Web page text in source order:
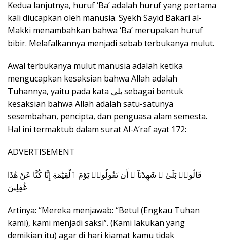
Kedua lanjutnya, huruf ‘Ba’ adalah huruf yang pertama
kali diucapkan oleh manusia. Syekh Sayid Bakari al-
Makki menambahkan bahwa ‘Ba’ merupakan huruf
bibir. Melafalkannya menjadi sebab terbukanya mulut.
Awal terbukanya mulut manusia adalah ketika
mengucapkan kesaksian bahwa Allah adalah
Tuhannya, yaitu pada kata بلى sebagai bentuk
kesaksian bahwa Allah adalah satu-satunya
sesembahan, pencipta, dan penguasa alam semesta.
Hal ini termaktub dalam surat Al-A’raf ayat 172:
ADVERTISEMENT
قَالُوا۟ بَلَىٰ ۛ شَهِدْنَآ ۛ أَن تَقُولُوا۟ يَوْمَ ٱلْقِيَٰمَةِ إِنَّا كُنَّا عَنْ هَٰذَا
غَٰفِلِينَ
Artinya: “Mereka menjawab: “Betul (Engkau Tuhan
kami), kami menjadi saksi”. (Kami lakukan yang
demikian itu) agar di hari kiamat kamu tidak